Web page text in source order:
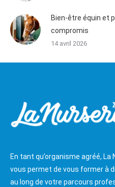
Bien-être équin et
compromis
14 avril 2026
En tant qu’organisme agréé,
vous permet de vous former à
au long de votre parcours